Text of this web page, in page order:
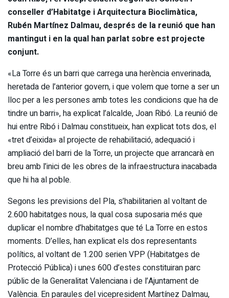
conseller d’Habitatge i Arquitectura Bioclimàtica,
Rubén Martínez Dalmau, després de la reunió que han
mantingut i en la qual han parlat sobre est projecte
conjunt.
«La Torre és un barri que carrega una herència enverinada,
heretada de l’anterior govern, i que volem que torne a ser un
lloc per a les persones amb totes les condicions que ha de
tindre un barri», ha explicat l’alcalde, Joan Ribó. La reunió de
hui entre Ribó i Dalmau constitueix, han explicat tots dos, el
«tret d’eixida» al projecte de rehabilitació, adequació i
ampliació del barri de la Torre, un projecte que arrancarà en
breu amb l’inici de les obres de la infraestructura inacabada
que hi ha al poble.
Segons les previsions del Pla, s’habilitarien al voltant de
2.600 habitatges nous, la qual cosa suposaria més que
duplicar el nombre d’habitatges que té La Torre en estos
moments. D’elles, han explicat els dos representants
polítics, al voltant de 1.200 serien VPP (Habitatges de
Protecció Pública) i unes 600 d’estes constituiran parc
públic de la Generalitat Valenciana i de l’Ajuntament de
València. En paraules del vicepresident Martínez Dalmau,